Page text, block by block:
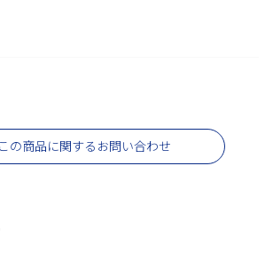
この商品に関するお問い合わせ